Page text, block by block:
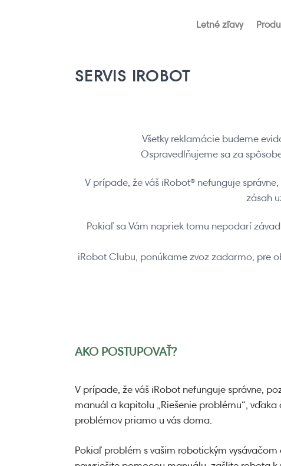
Letné zľavy
SERVIS IROBOT
Všetky reklamácie budeme
Ospravedlňujeme sa za
V prípade, že váš iRobot® nefunguje
zásah
Pokiaľ sa Vám napriek tomu nepodarí
iRobot Clubu, ponúkame zvoz zadarmo, pre
AKO POSTUPOVAŤ?
V prípade, že váš iRobot nefunguje správne,
manuál a kapitolu „Riešenie problému“, vďaka
problémov priamo u vás doma.
Pokiaľ problém s vašim robotickým